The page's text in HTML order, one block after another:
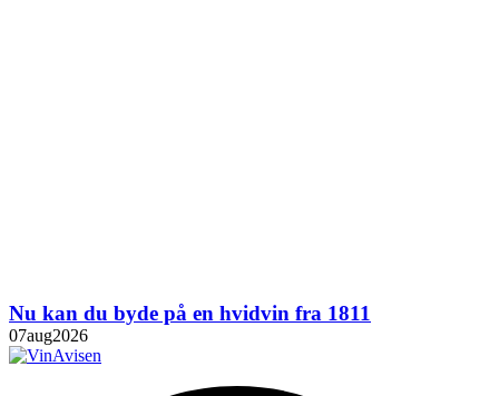
Nu kan du byde på en hvidvin fra 1811
07aug2026